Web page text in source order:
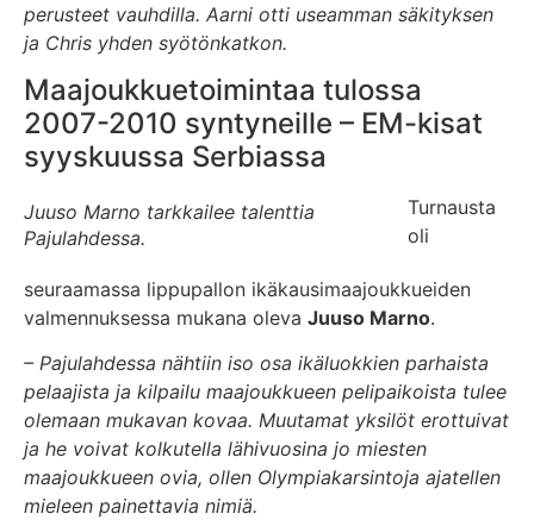
perusteet vauhdilla. Aarni otti useamman säkityksen
ja Chris yhden syötönkatkon.
Maajoukkuetoimintaa tulossa
2007-2010 syntyneille – EM-kisat
syyskuussa Serbiassa
Juuso Marno tarkkailee talenttia
Pajulahdessa.
Turnausta
oli
seuraamassa lippupallon ikäkausimaajoukkueiden
valmennuksessa mukana oleva Juuso Marno.
– Pajulahdessa nähtiin iso osa ikäluokkien parhaista
pelaajista ja kilpailu maajoukkueen pelipaikoista tulee
olemaan mukavan kovaa. Muutamat yksilöt erottuivat
ja he voivat kolkutella lähivuosina jo miesten
maajoukkueen ovia, ollen Olympiakarsintoja ajatellen
mieleen painettavia nimiä.